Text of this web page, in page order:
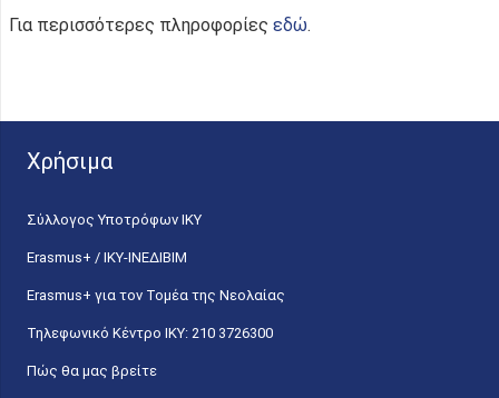
Για περισσότερες πληροφορίες εδώ.
Χρήσιμα
Σύλλογος Υποτρόφων ΙΚΥ
Erasmus+ / ΙΚΥ-ΙΝΕΔΙΒΙΜ
Erasmus+ για τον Τομέα της Νεολαίας
Τηλεφωνικό Κέντρο IKY: 210 3726300
Πώς θα μας βρείτε